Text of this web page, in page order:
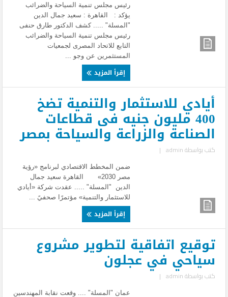
رئيس مجلس تنمية السياحة والضرائب
يؤكد : القاهرة : سعيد جمال الدين
"المسلة" ..... كشف الدكتور طارق حنفى
رئيس مجلس تنمية السياحة والضرائب
التابع للاتحاد المصرى لجمعيات
المستثمرين عن وجو ...
إقرأ المزيد
أيادي للاستثمار والتنمية تضخ
400 مليون جنيه فى قطاعات
الصناعة والزراعة والسياحة بمصر
كتب بواسطةadmin
|
ضمن المخطط الاقتصادي لبرنامج «رؤية
مصر 2030» القاهرة سعيد جمال
الدين "المسلة" ..... عقدت شركة «أيادي
للاستثمار والتنمية» مؤتمرًا صحفيً ...
إقرأ المزيد
توقيع اتفاقية لتطوير مشروع
سياحي في عجلون
كتب بواسطةadmin
|
عمان "المسلة" .... وقعت نقابة المهندسين